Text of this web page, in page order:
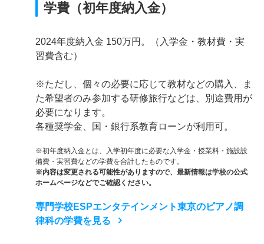
学費（初年度納入金）
2024年度納入金 150万円。（入学金・教材費・実
習費含む）
※ただし、個々の必要に応じて教材などの購入、ま
た希望者のみ参加する研修旅行などは、別途費用が
必要になります。
各種奨学金、国・銀行系教育ローンが利用可。
※初年度納入金とは、入学初年度に必要な入学金・授業料・施設設
備費・実習費などの学費を合計したものです。
※内容は変更される可能性がありますので、最新情報は学校の公式
ホームページなどでご確認ください。
専門学校ESPエンタテインメント東京のピアノ調
律科の学費を見る